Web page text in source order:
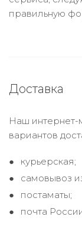
правильную
Доставка
Наш интернет-
вариантов
курьерская;
самовывоз
постаматы;
почта